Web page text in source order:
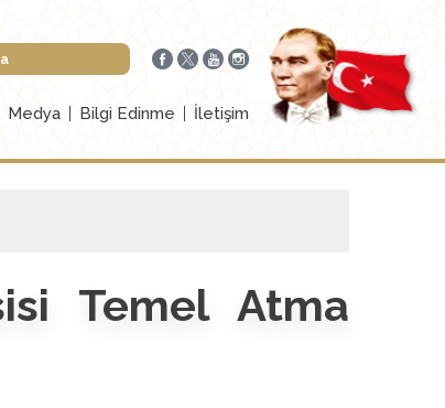
Medya Bilgi Edinme İletişim
Temel Atma